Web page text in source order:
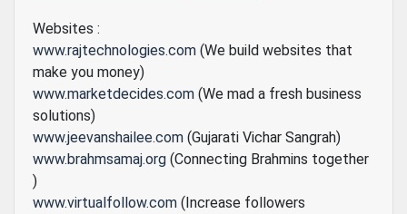
Websites :
www.rajtechnologies.com (We build websites that
make you money)
www.marketdecides.com (We mad a fresh business
solutions)
www.jeevanshailee.com (Gujarati Vichar Sangrah)
www.brahmsamaj.org (Connecting Brahmins together
)
www.virtualfollow.com (Increase followers